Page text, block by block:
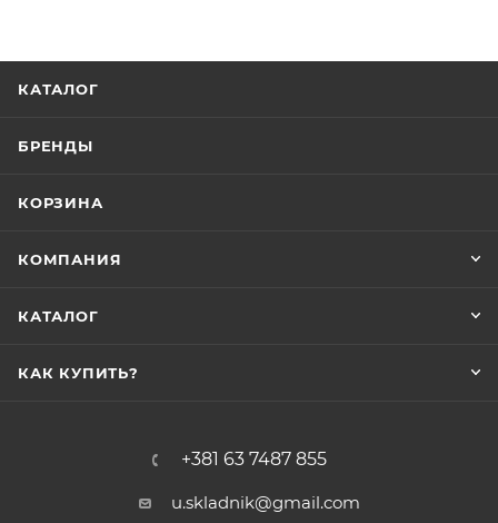
КАТАЛОГ
БРЕНДЫ
КОРЗИНА
КОМПАНИЯ
КАТАЛОГ
КАК КУПИТЬ?
+381 63 7487 855
u.skladnik@gmail.com